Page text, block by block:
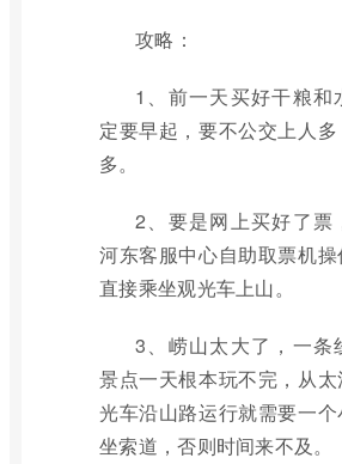
攻略：
1、前一天买好干粮和
定要早起，要不公交上人多
多。
2、要是网上买好了票
河东客服中心自助取票机
直接乘坐观光车上山。
3、崂山太大了，一条
景点一天根本玩不完，从
光车沿山路运行就需要一
坐索道，否则时间来不及。